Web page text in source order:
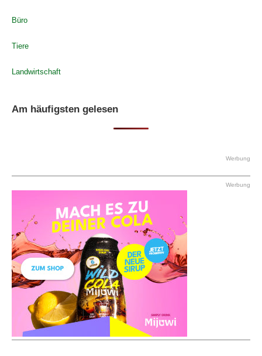
Büro
Tiere
Landwirtschaft
Am häufigsten gelesen
Werbung
Werbung